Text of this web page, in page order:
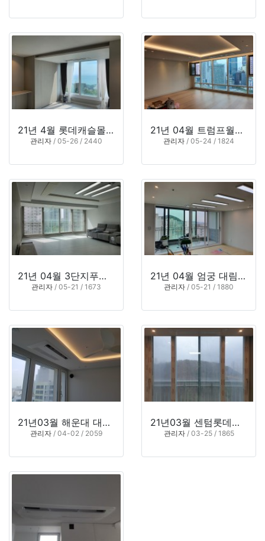
21년 4월 롯데캐슬몰운대 (부산 사하구 다대동)
관리자 / 05-26 / 2440
21년 04월 트럼프월드 센텀2 (부산 해운대구 우동)
관리자 / 05-24 / 1824
21년 04월 3단지푸르지오(경남 김해시 삼계동)
관리자 / 05-21 / 1673
21년 04월 엄궁 대림아파트(부산시 사상구 엄궁동)
관리자 / 05-21 / 1880
21년03월 해운대 대우월드마크센텀 10*동 **02호 (부산시 해운대구)
관리자 / 04-02 / 2059
21년03월 센텀롯데캐슬2차 20*동 *804호 (부산시 해운대구)
관리자/ 03-25 / 1865